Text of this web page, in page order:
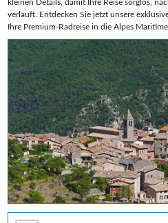
kleinen Details, damit Ihre Reise sorglos,
verläuft. Entdecken Sie jetzt unsere
Ihre Premium‑Radreise in die Alpes